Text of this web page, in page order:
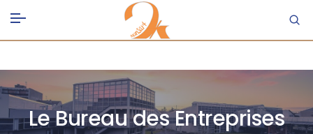
Le Bureau des Entreprises